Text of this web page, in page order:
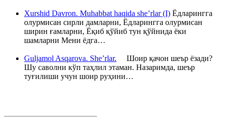
Xurshid Davron. Muhabbat haqida she’rlar (I) Ёдларингга
олурмисан сирли дамларни, Ёдларингга олурмисан
ширин ғамларни, Ёқиб қўйиб тун қўйнида ёки
шамларни Мени ёдга…
Guljamol Asqarova. She’rlar. Шоир қачон шеър ёзади?
Шу саволни кўп таҳлил этаман. Назаримда, шеър
туғилиши учун шоир руҳини…